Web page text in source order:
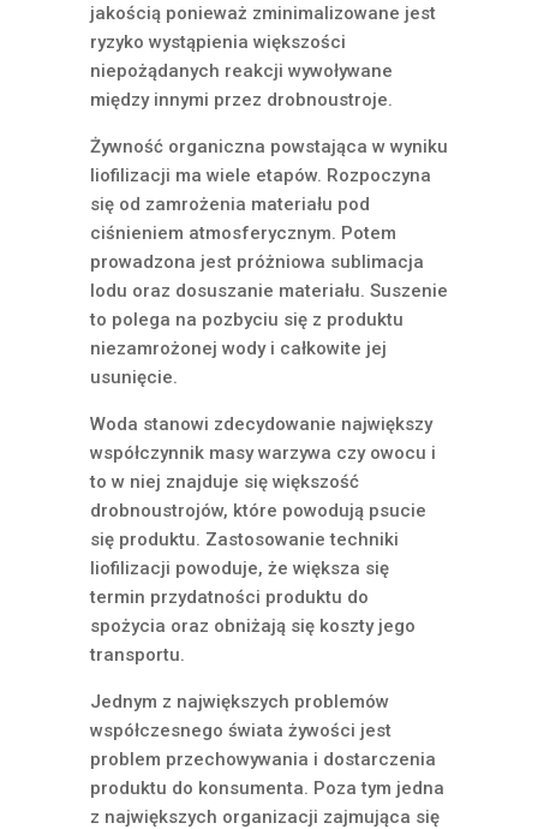
jakością ponieważ zminimalizowane jest
ryzyko wystąpienia większości
niepożądanych reakcji wywoływane
między innymi przez drobnoustroje.
Żywność organiczna powstająca w wyniku
liofilizacji ma wiele etapów. Rozpoczyna
się od zamrożenia materiału pod
ciśnieniem atmosferycznym. Potem
prowadzona jest próżniowa sublimacja
lodu oraz dosuszanie materiału. Suszenie
to polega na pozbyciu się z produktu
niezamrożonej wody i całkowite jej
usunięcie.
Woda stanowi zdecydowanie największy
współczynnik masy warzywa czy owocu i
to w niej znajduje się większość
drobnoustrojów, które powodują psucie
się produktu. Zastosowanie techniki
liofilizacji powoduje, że większa się
termin przydatności produktu do
spożycia oraz obniżają się koszty jego
transportu.
Jednym z największych problemów
współczesnego świata żywości jest
problem przechowywania i dostarczenia
produktu do konsumenta. Poza tym jedna
z największych organizacji zajmująca się